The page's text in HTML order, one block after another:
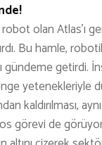
olan Atlas’ı
Bu hamle,
getirdi.
yetenekleriyle
kaldırılması,
görevi de